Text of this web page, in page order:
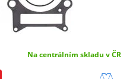
Na centrálním skladu v ČR